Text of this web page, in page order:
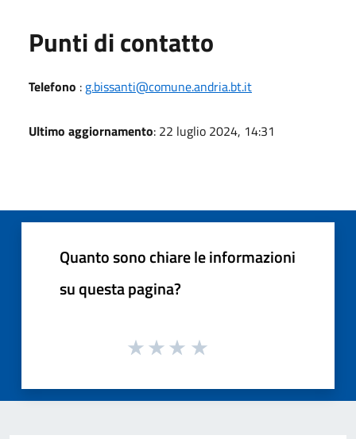
Punti di contatto
Telefono : g.bissanti@comune.andria.bt.it
Ultimo aggiornamento: 22 luglio 2024, 14:31
Quanto sono chiare le informazioni
su questa pagina?